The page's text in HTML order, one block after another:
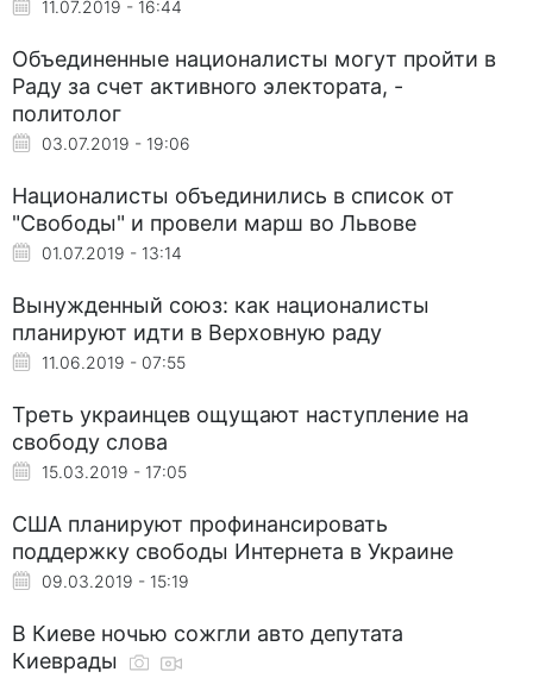
11.07.2019 - 16:44
Объединенные националисты могут пройти в
Раду за счет активного электората, -
политолог
03.07.2019 - 19:06
Националисты объединились в список от
"Свободы" и провели марш во Львове
01.07.2019 - 13:14
Вынужденный союз: как националисты
планируют идти в Верховную раду
11.06.2019 - 07:55
Треть украинцев ощущают наступление на
свободу слова
15.03.2019 - 17:05
США планируют профинансировать
поддержку свободы Интернета в Украине
09.03.2019 - 15:19
В Киеве ночью сожгли авто депутата
Киеврады